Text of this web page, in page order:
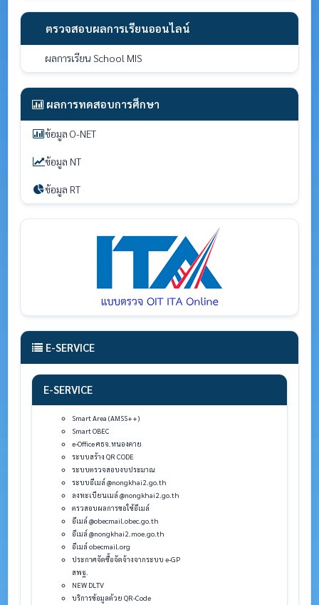
ตรวจสอบผลการเรียนออนไลน์
ผลการเรียน School MIS
ผลการทดสอบการศึกษา
ข้อมูล O-NET
ข้อมูล NT
ข้อมูล RT
E-SERVICE
E-SERVICE
Smart Area (AMSS++)
Smart OBEC
e-Office ศธจ.หนองคาย
ระบบสร้าง QR CODE
ระบบตรวจสอบงบประมาณ
ระบบอีเมล์ @nongkhai2.go.th
ลงทะเบียนเมล์ @nongkhai2.go.th
ตรวสอบผลการขอใช้อีเมล์
อีเมล์ @obecmail.obec.go.th
อีเมล์ @nongkhai2.moe.go.th
อีเมล์ obecmail.org
ประกาศจัดซื้อจัดจ้างจากระบบ e-GP
สพฐ.
NEW DLTV
บริการข้อมูลด้วย QR-Code